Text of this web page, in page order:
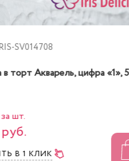
SV014708
в торт Акварель, цифра «1»,
шт.
В 1 КЛИК